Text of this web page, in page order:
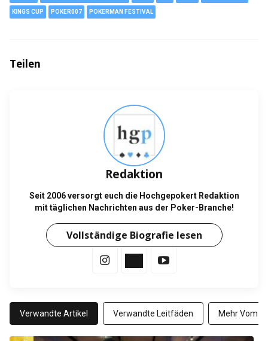
KINGS CUP POKER007 POKERMAN FESTIVAL
Teilen
Redaktion
Seit 2006 versorgt euch die Hochgepokert Redaktion
mit täglichen Nachrichten aus der Poker-Branche!
Vollständige Biografie lesen
Verwandte Artikel Verwandte Leitfäden Mehr Vom